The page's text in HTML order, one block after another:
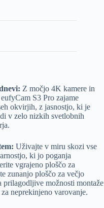
Z močjo 4K kamere in
S3 Pro zajame
okvirjih, z jasnostjo, ki je
v zelo nizkih svetlobnih
Uživajte v miru skozi vse
ki jo poganja
vgrajeno ploščo za
zunanjo ploščo za večjo
prilagodljive možnosti montaže
neprekinjeno varovanje.